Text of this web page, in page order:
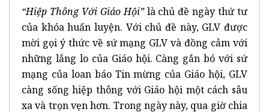
“Hiệp Thông Với Giáo Hội”là chủ đề ngày thứ tư
của khóa huấn luyện. Với chủ đề này, GLV được
mời gọi ý thức về sứ mạng GLV và đồng cảm với
những lắng lo của Giáo hội. Càng gắn bó với sứ
mạng của loan báo Tin mừng của Giáo hội, GLV
càng sống hiệp thông với Giáo hội một cách sâu
xa và trọn vẹn hơn. Trong ngày này, qua giờ chia